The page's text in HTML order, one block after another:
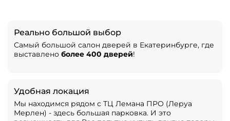
Реально большой выбор
Самый большой салон дверей в Екатеринбурге, где
выставлено более 400 дверей!
Удобная локация
Мы находимся рядом с ТЦ Лемана ПРО (Леруа
Мерлен) - здесь большая парковка. И это